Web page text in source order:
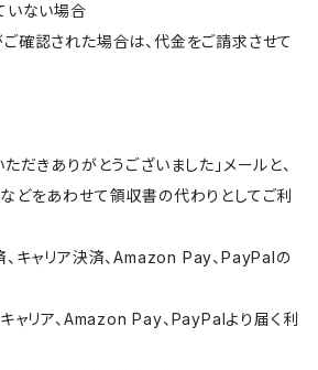
いない場合
確認された場合は、代金をご請求させて
だきありがとうございました」メールと、
どをあわせて領収書の代わりとしてご利
キャリア決済、Amazon Pay、PayPalの
ャリア、Amazon Pay、PayPalより届く利